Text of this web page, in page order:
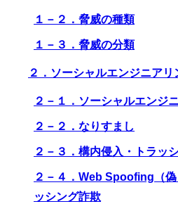
１－２．脅威の種類
１－３．脅威の分類
２．ソーシャルエンジニアリ
２－１．ソーシャルエンジ
２－２．なりすまし
２－３．構内侵入・トラッ
２－４．Web Spoofing（
ッシング詐欺